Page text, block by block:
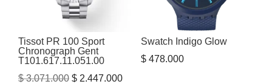
Tissot PR 100 Sport
Chronograph Gent
T101.617.11.051.00
$3.071.000 El
$ 2.447.000El
Swatch Indigo Glow
$478.000